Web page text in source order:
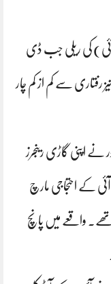
آئی) کی ریلی جب ڈی
رفتاری سے کم از کم چار
نے اپنی گاڑی رینجرز
کے احتجاجی مارچ
تھے۔ واقعے میں پانچ